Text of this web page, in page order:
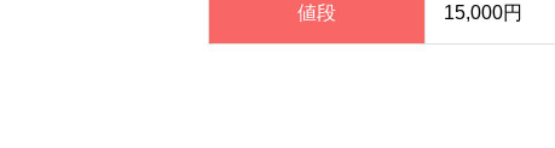
値段 15,000円